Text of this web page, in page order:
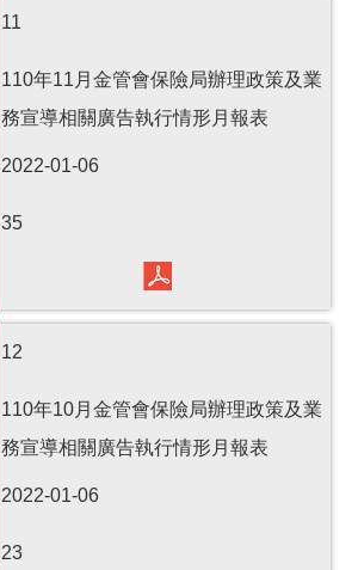
11
110年11月金管會保險局辦理政策及業
務宣導相關廣告執行情形月報表
2022-01-06
35
12
110年10月金管會保險局辦理政策及業
務宣導相關廣告執行情形月報表
2022-01-06
23